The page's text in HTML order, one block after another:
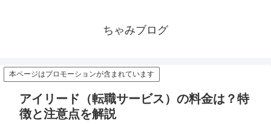
ちゃみブログ
本ページはプロモーションが含まれています
アイリード（転職サービス）の料金は？特
徴と注意点を解説